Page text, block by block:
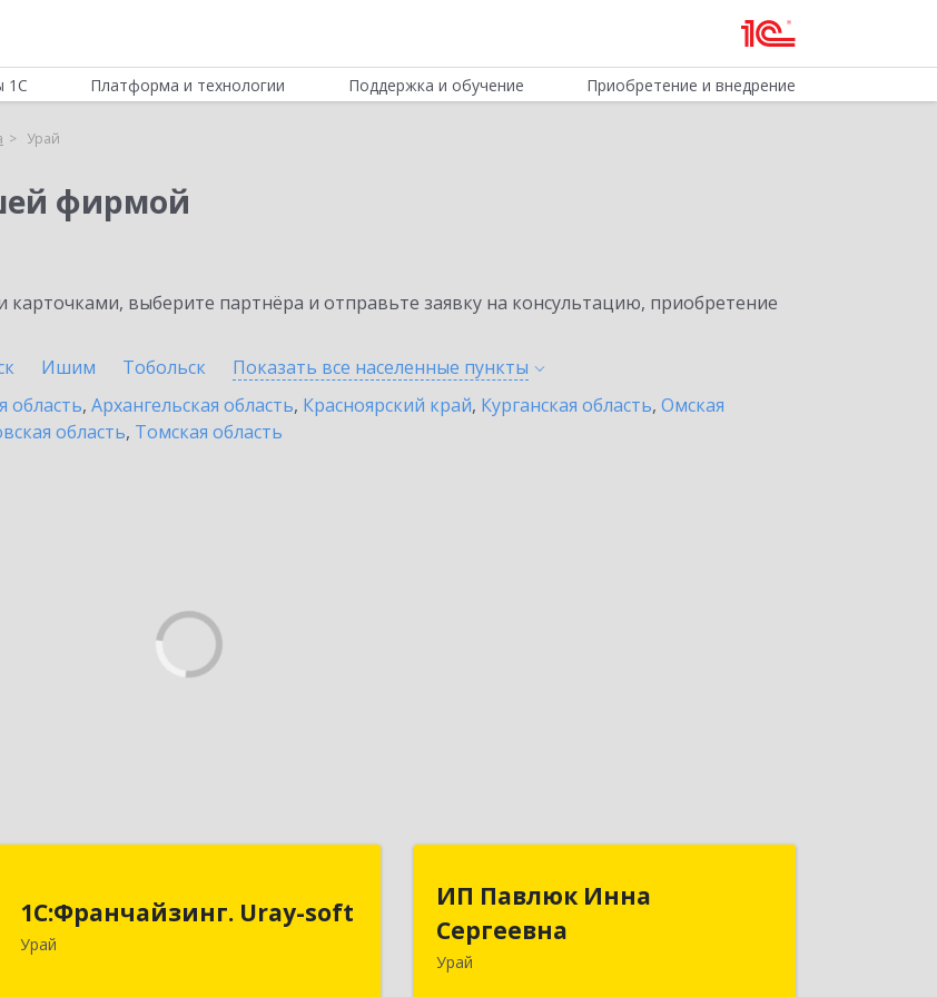
1С Платформа и технологии Поддержка и обучение Приобретение и внедрение
Урай
фирмой
выберите партнёра и отправьте заявку на консультацию, приобретение
Ишим Тобольск Показать все населенные пункты
область, Архангельская область, Красноярский край, Курганская область, Омская
область, Томская область
1С:Франчайзинг. Uray-soft
Урай
628284, Ханты-Мансийский
Автономный округ - Югра АО, Урай г,
ИП Павлюк Инна
Сергеевна
Урай
Сергеевна